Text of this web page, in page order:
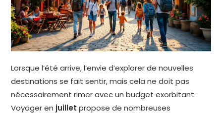
Lorsque l’été arrive, l’envie d’explorer de nouvelles
destinations se fait sentir, mais cela ne doit pas
nécessairement rimer avec un budget exorbitant.
Voyager en juillet propose de nombreuses